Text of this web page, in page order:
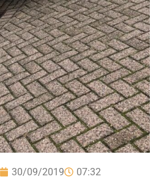
30/09/2019 07:32